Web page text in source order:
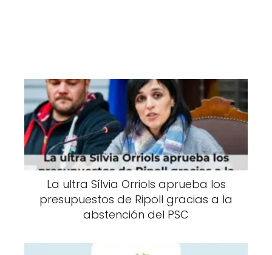
La ultra Sílvia Orriols aprueba los
presupuestos de Ripoll gracias a la
abstención del PSC